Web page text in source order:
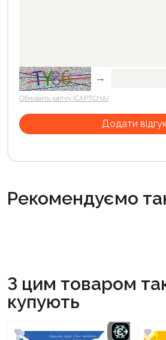
→
Обновить капчу (CAPTCHA)
Рекомендуємо
З цим товаром
купують